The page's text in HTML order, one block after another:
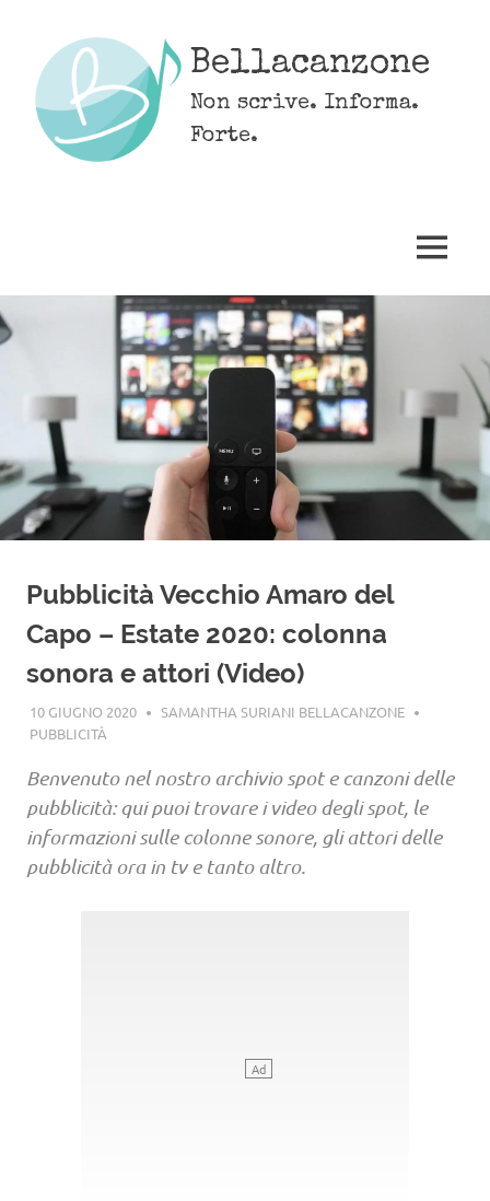
content
Bellacanzone
Non scrive. Informa.
Forte.
MENU
Pubblicità Vecchio Amaro del
Capo – Estate 2020: colonna
sonora e attori (Video)
10 GIUGNO 2020
SAMANTHA SURIANI BELLACANZONE
PUBBLICITÀ
Benvenuto nel nostro archivio spot e canzoni delle
pubblicità: qui puoi trovare i video degli spot, le
informazioni sulle colonne sonore, gli attori delle
pubblicità ora in tv e tanto altro.